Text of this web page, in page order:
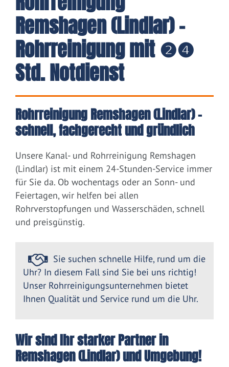
Remshagen (Lindlar) -
Rohrreinigung mit ❷❹
Std. Notdienst
Rohrreinigung Remshagen (Lindlar) –
schnell, fachgerecht und gründlich
Unsere Kanal- und Rohrreinigung Remshagen
(Lindlar) ist mit einem 24-Stunden-Service immer
für Sie da. Ob wochentags oder an Sonn- und
Feiertagen, wir helfen bei allen
Rohrverstopfungen und Wasserschäden, schnell
und preisgünstig.
Sie suchen schnelle Hilfe, rund um die
Uhr? In diesem Fall sind Sie bei uns richtig!
Unser Rohrreinigungsunternehmen bietet
Ihnen Qualität und Service rund um die Uhr.
Wir sind Ihr starker Partner in
Remshagen (Lindlar) und Umgebung!